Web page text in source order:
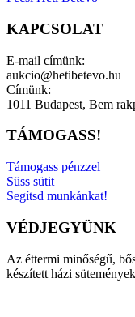
KAPCSOLAT
E-mail címünk:
aukcio@hetibetevo.hu
Címünk:
1011 Budapest, Bem
TÁMOGASS!
Támogass pénzzel
Süss sütit
Segítsd munkánkat!
VÉDJEGYÜNK
Az éttermi minőségű,
készített házi